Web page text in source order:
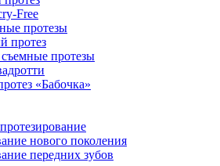
Free
протезы
протез
протезы
«Бабочка»
нового поколения
передних зубов